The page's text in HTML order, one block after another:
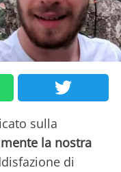
sulla
la nostra
di